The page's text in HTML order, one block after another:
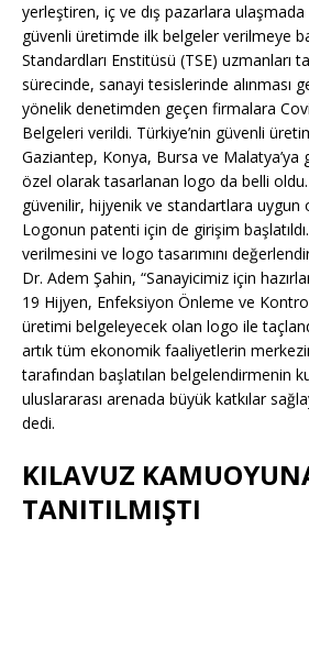
yerleştiren, iç ve dış pazarlara
güvenli üretimde ilk belgeler verilmeye
Standardları Enstitüsü (TSE) uzmanları
sürecinde, sanayi tesislerinde alınması
yönelik denetimden geçen firmalara
Belgeleri verildi. Türkiye’nin güvenli
Gaziantep, Konya, Bursa ve Malatya’ya
özel olarak tasarlanan logo da belli
güvenilir, hijyenik ve standartlara uygun
Logonun patenti için de girişim
verilmesini ve logo tasarımını
Dr. Adem Şahin, “Sanayicimiz için
19 Hijyen, Enfeksiyon Önleme ve
üretimi belgeleyecek olan logo ile
artık tüm ekonomik faaliyetlerin
tarafından başlatılan belgelendirmenin
uluslararası arenada büyük katkılar
dedi.
KILAVUZ
TANITILMIŞTI